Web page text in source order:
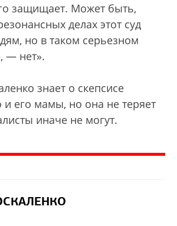
защищает. Может быть,
делах этот суд
но в таком серьезном
— нет».
знает о скепсисе
и его мамы, но она не теряет
иначе не могут.